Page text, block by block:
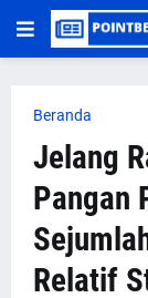
Beranda
Jelang
Pangan
Relatif